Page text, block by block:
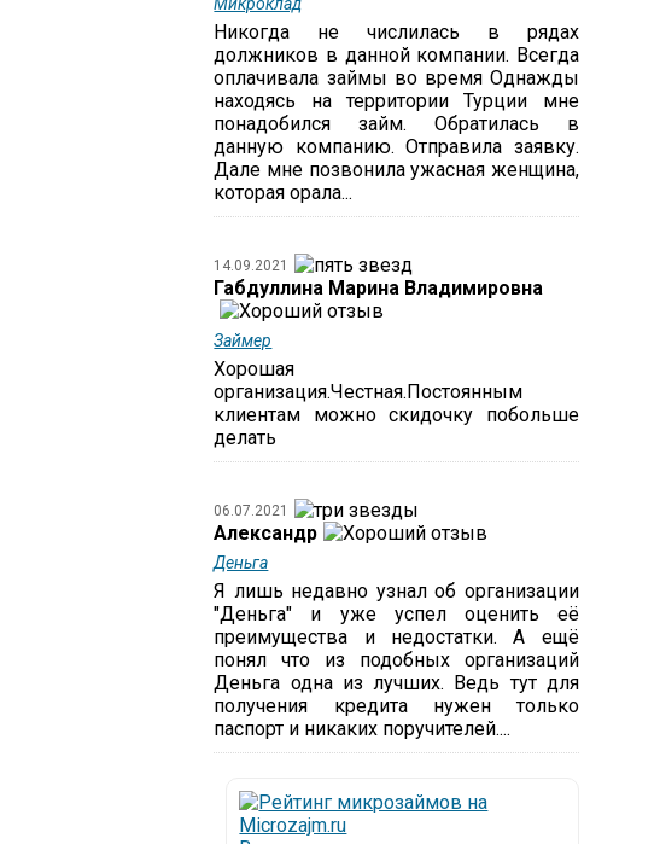
Никогда не числилась в рядах
должников в данной компании. Всегда
оплачивала займы во время Однажды
находясь на территории Турции мне
понадобился займ. Обратилась в
данную компанию. Отправила заявку.
Дале мне позвонила ужасная женщина,
которая орала...
14.09.2021
Габдуллина Марина Владимировна
Займер
Хорошая
организация.Честная.Постоянным
клиентам можно скидочку побольше
делать
06.07.2021
Александр
Деньга
Я лишь недавно узнал об организации
"Деньга" и уже успел оценить её
преимущества и недостатки. А ещё
понял что из подобных организаций
Деньга одна из лучших. Ведь тут для
получения кредита нужен только
паспорт и никаких поручителей....